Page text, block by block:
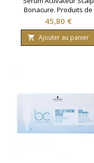
Bonacure. Produits de
coiffure Schwarzkopf.
Contenance: 100ml
Prix
45,80 €
 Ajouter au panier